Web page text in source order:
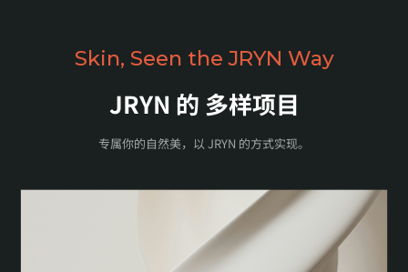
Skin, Seen the JRYN Way
JRYN 的 多样项目
专属你的自然美，以 JRYN 的方式实现。